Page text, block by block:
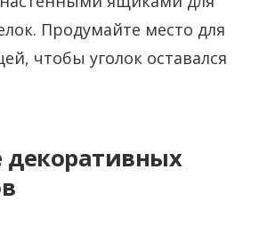
Продумайте место для
чтобы уголок оставался
декоративных